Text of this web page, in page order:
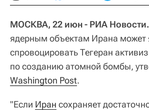
МОСКВА, 22 июн - РИА Новости.
ядерным объектам Ирана может
спровоцировать Тегеран
по созданию атомной бомбы,
Washington Post.
"Если Иран сохраняет